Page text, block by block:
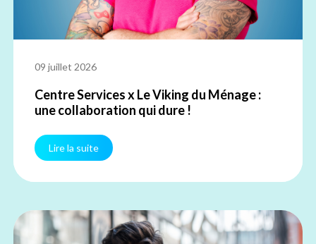
09 juillet 2026
Centre Services x Le Viking du Ménage :
une collaboration qui dure !
Lire la suite